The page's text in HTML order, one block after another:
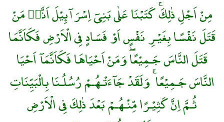
مِنْ اَجْلِ ذٰلِكَۚ كَتَبْنَا عَلٰى بَنِىٓ اِسْرَآئِيْلَ اَنَّهٝ مَنْ
قَتَلَ نَفْسًا بِغَيْـرِ نَفْسٍ اَوْ فَسَادٍ فِى الْاَرْضِ فَكَاَنَّمَا
قَتَلَ النَّاسَ جَـمِيْعًاۖ وَمَنْ اَحْيَاهَا فَكَاَنَّمَآ اَحْيَا
النَّاسَ جَـمِيْعًا ۚ وَلَقَدْ جَآءَتْـهُـمْ رُسُلُـنَا بِالْبَيِّنَاتِ
ثُـمَّ اِنَّ كَثِيْـرًا مِّنْـهُـمْ بَعْدَ ذٰلِكَ فِى الْاَرْضِ